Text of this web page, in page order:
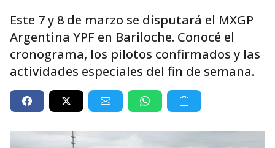
Este 7 y 8 de marzo se disputará el MXGP
Argentina YPF en Bariloche. Conocé el
cronograma, los pilotos confirmados y las
actividades especiales del fin de semana.